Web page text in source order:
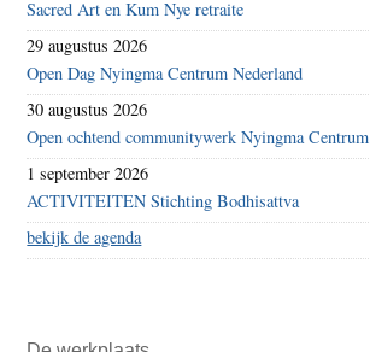
Sacred Art en Kum Nye retraite
29 augustus 2026
Open Dag Nyingma Centrum Nederland
30 augustus 2026
Open ochtend communitywerk Nyingma Centrum
1 september 2026
ACTIVITEITEN Stichting Bodhisattva
bekijk de agenda